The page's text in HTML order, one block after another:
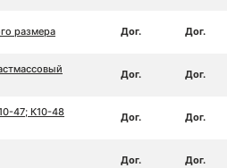
размера Дог. Дог.
Дог. Дог.
47; К10-48
Дог. Дог.
Дог. Дог.